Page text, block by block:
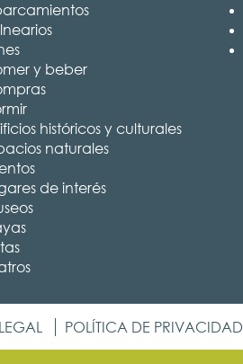
y beber
históricos y culturales
naturales
de interés
POLÍTICA DE PRIVACIDAD